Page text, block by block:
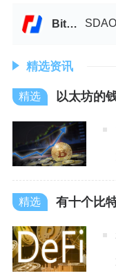
BitMEX
精选资讯
以太坊的
有十个比